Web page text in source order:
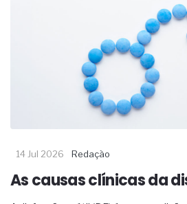
14 Jul 2026 Redação
As causas clínicas da